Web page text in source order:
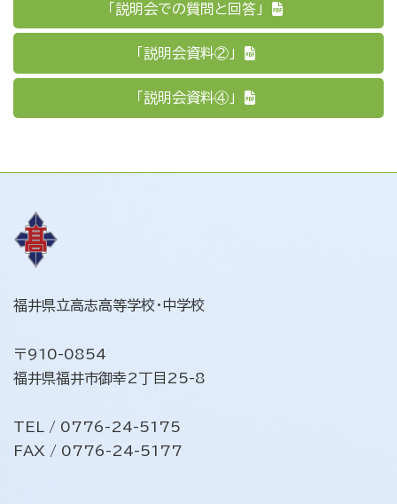
「説明会での質問と回答」
「説明会資料②」
「説明会資料④」
福井県立高志高等学校・中学校
〒910-0854
福井県福井市御幸2丁目25-8
TEL / 0776-24-5175
FAX / 0776-24-5177